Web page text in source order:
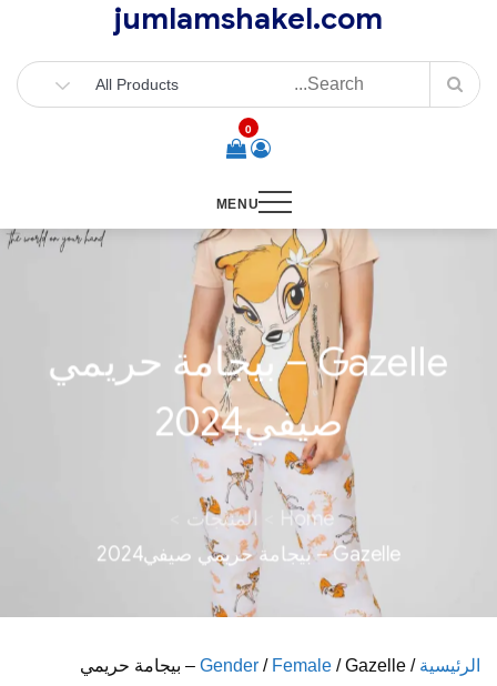
content
jumlamshakel.com
0
MENU
Gazelle – بيجامة حريمي
صيفي2024
Home المنتجات
Gazelle – بيجامة حريمي صيفي2024
الرئيسية /
Gender / Female
/ Gazelle – بيجامة حريمي